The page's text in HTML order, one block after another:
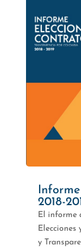
2018-
El informe
Elecciones
y